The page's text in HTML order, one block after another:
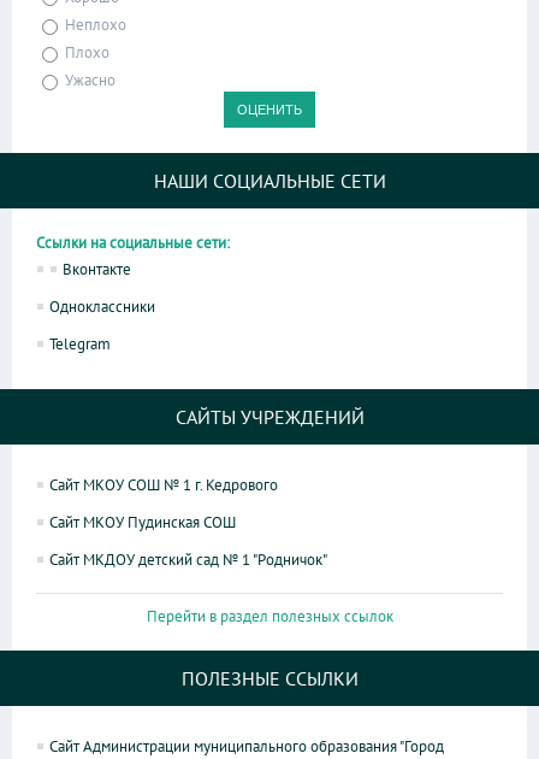
Неплохо
Плохо
Ужасно
НАШИ СОЦИАЛЬНЫЕ СЕТИ
Ссылки на социальные сети:
Вконтакте
Одноклассники
Telegram
САЙТЫ УЧРЕЖДЕНИЙ
Сайт МКОУ СОШ № 1 г. Кедрового
Сайт МКОУ Пудинская СОШ
Сайт МКДОУ детский сад № 1 "Родничок"
Перейти в раздел полезных ссылок
ПОЛЕЗНЫЕ ССЫЛКИ
Сайт Администрации муниципального образования "Город